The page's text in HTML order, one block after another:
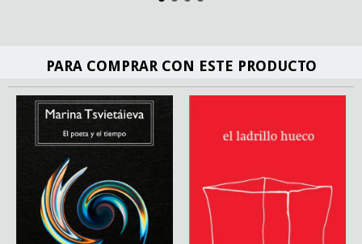
PARA COMPRAR CON ESTE PRODUCTO